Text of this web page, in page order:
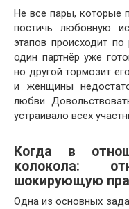
Не все пары, которые
постичь любовную
этапов происходит
один партнёр уже
но другой тормозит
и женщины
любви.
устраивало всех
Когда в
колокола:
шокирующую
Одна из основных